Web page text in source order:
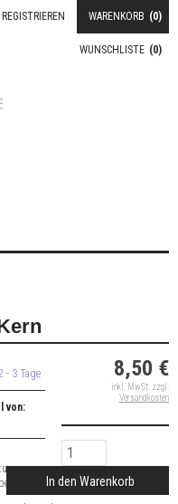
WARENKORB (0)
REGISTRIEREN
WUNSCHLISTE (0)
- 3 Tage
von:
8,50 €
inkl. MwSt. zzgl.
Versandkosten
In den Warenkorb